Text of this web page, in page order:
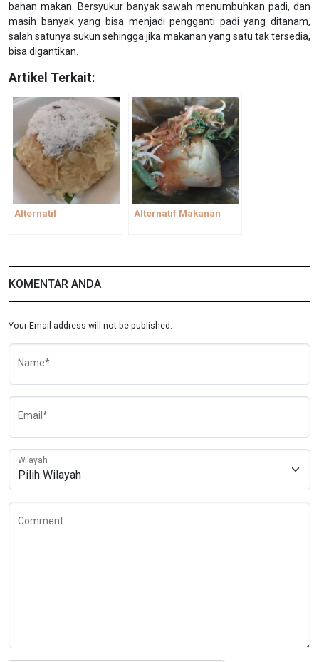
bahan makan. Bersyukur banyak sawah menumbuhkan padi, dan
masih banyak yang bisa menjadi pengganti padi yang ditanam,
salah satunya sukun sehingga jika makanan yang satu tak tersedia,
bisa digantikan.
Artikel Terkait:
Alternatif Alternatif Makanan
KOMENTAR ANDA
Your Email address will not be published.
Name*
Email*
Wilayah
Comment